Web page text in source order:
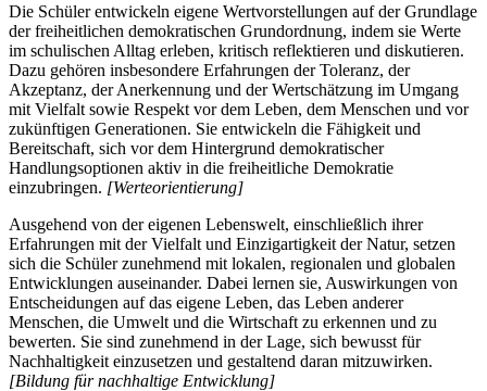
Die Schüler entwickeln eigene Wertvorstellungen auf der Grundlage
der freiheitlichen demokratischen Grundordnung, indem sie Werte
im schulischen Alltag erleben, kritisch reflektieren und diskutieren.
Dazu gehören insbesondere Erfahrungen der Toleranz, der
Akzeptanz, der Anerkennung und der Wertschätzung im Umgang
mit Vielfalt sowie Respekt vor dem Leben, dem Menschen und vor
zukünftigen Generationen. Sie entwickeln die Fähigkeit und
Bereitschaft, sich vor dem Hintergrund demokratischer
Handlungsoptionen aktiv in die freiheitliche Demokratie
einzubringen. [Werteorientierung]
Ausgehend von der eigenen Lebenswelt, einschließlich ihrer
Erfahrungen mit der Vielfalt und Einzigartigkeit der Natur, setzen
sich die Schüler zunehmend mit lokalen, regionalen und globalen
Entwicklungen auseinander. Dabei lernen sie, Auswirkungen von
Entscheidungen auf das eigene Leben, das Leben anderer
Menschen, die Umwelt und die Wirtschaft zu erkennen und zu
bewerten. Sie sind zunehmend in der Lage, sich bewusst für
Nachhaltigkeit einzusetzen und gestaltend daran mitzuwirken.
[Bildung für nachhaltige Entwicklung]